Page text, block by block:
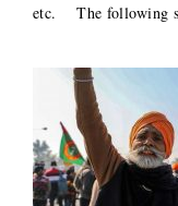
etc. The following